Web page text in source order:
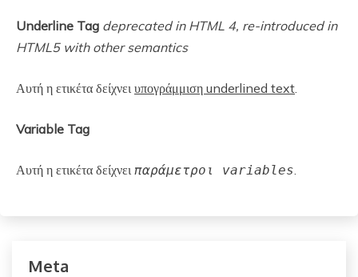
Underline Tag deprecated in HTML 4, re-introduced in
HTML5 with other semantics
Αυτή η ετικέτα δείχνει υπογράμμιση underlined text
Variable Tag
Αυτή η ετικέτα δείχνει παράμετροι variables
Meta